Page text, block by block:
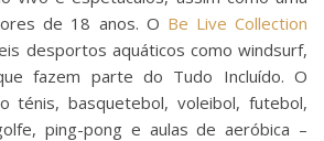
de 18 anos. O Be Live Collection
desportos aquáticos como windsurf,
fazem parte do Tudo Incluído. O
ténis, basquetebol, voleibol, futebol,
ping-pong e aulas de aeróbica –